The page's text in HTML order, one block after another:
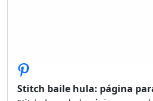
Stitch baile hula: página